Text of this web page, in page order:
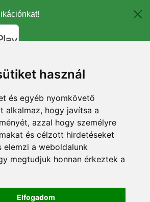
használ
és egyéb nyomkövető
alkalmaz, hogy javítsa a
azzal hogy személyre
és célzott hirdetéseket
elemzi a weboldalunk
megtudjuk honnan érkeztek a
Elfogadom